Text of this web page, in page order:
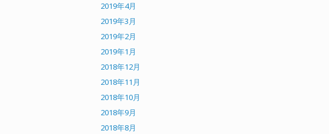
2019年4月
2019年3月
2019年2月
2019年1月
2018年12月
2018年11月
2018年10月
2018年9月
2018年8月